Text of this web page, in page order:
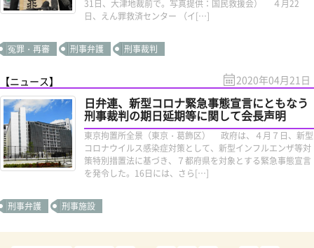
31日、大津地裁前で。写真提供：国民救援会） ４月22
日、えん罪救済センター （イ[…]
冤罪・再審 刑事弁護 刑事裁判
【ニュース】 2020年04月21日
日弁連、新型コロナ緊急事態宣言にともなう
刑事裁判の期日延期等に関して会長声明
東京拘置所全景（東京・葛飾区） 政府は、４月７日、新型
コロナウイルス感染症対策として、新型インフルエンザ等対
策特別措置法に基づき、７都府県を対象とする緊急事態宣言
を発令した。16日には、さら[…]
刑事弁護 刑事施設